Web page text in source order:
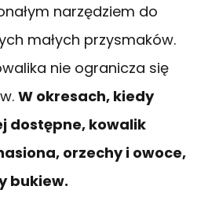
narzędziem do
małych przysmaków.
nie ogranicza się
W okresach, kiedy
dostępne, kowalik
orzechy i owoce,
bukiew.